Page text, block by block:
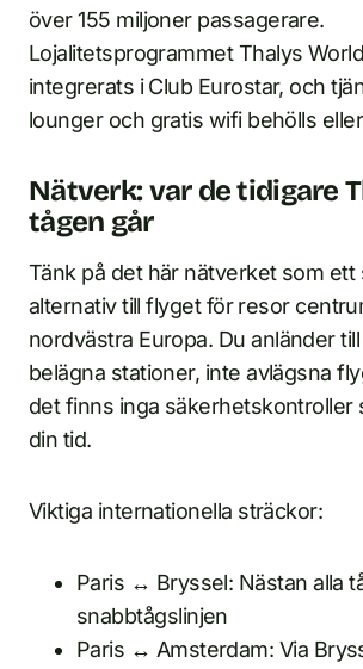
över 155 miljoner passagerare.
Lojalitetsprogrammet Thalys
integrerats i Club Eurostar, och
lounger och gratis wifi behölls
Nätverk: var de tidigare
tågen går
Tänk på det här nätverket som ett
alternativ till flyget för resor
nordvästra Europa. Du anländer
belägna stationer, inte avlägsna
det finns inga säkerhetskontroller
din tid.
Viktiga internationella sträckor:
Paris ↔ Bryssel: Nästan alla
snabbtågslinjen
Paris ↔ Amsterdam: Via